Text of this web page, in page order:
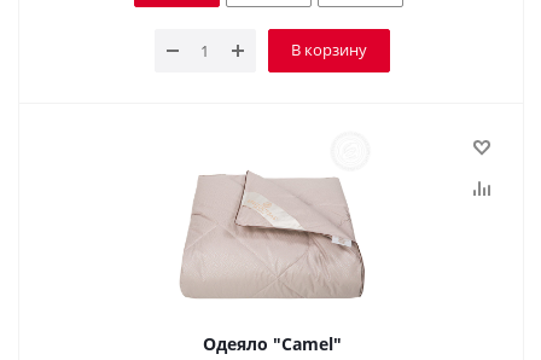
В корзину
Одеяло "Camel"